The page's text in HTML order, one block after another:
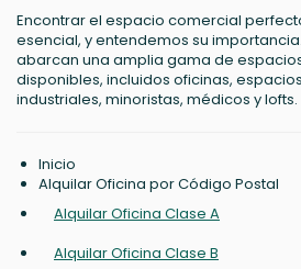
Encontrar el espacio comercial
esencial, y entendemos su
abarcan una amplia gama de
disponibles, incluidos oficinas,
industriales, minoristas, médicos y lofts.
Inicio
Alquilar Oficina por Código Postal
Alquilar Oficina Clase A
Alquilar Oficina Clase B